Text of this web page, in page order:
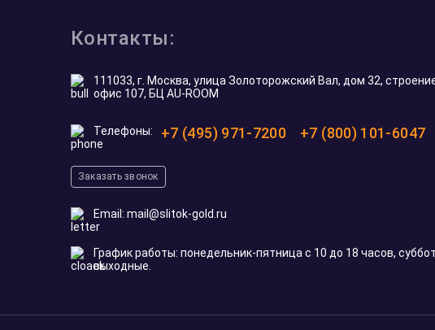
Искал золотую монету на рождение ребенка.
Подобрали тематический австралийский доллар
с кенгуренком, жена в восторге 🙂
Отзыв Яндекс Карты